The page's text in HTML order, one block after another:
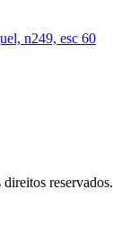
n249, esc 60
reservados.